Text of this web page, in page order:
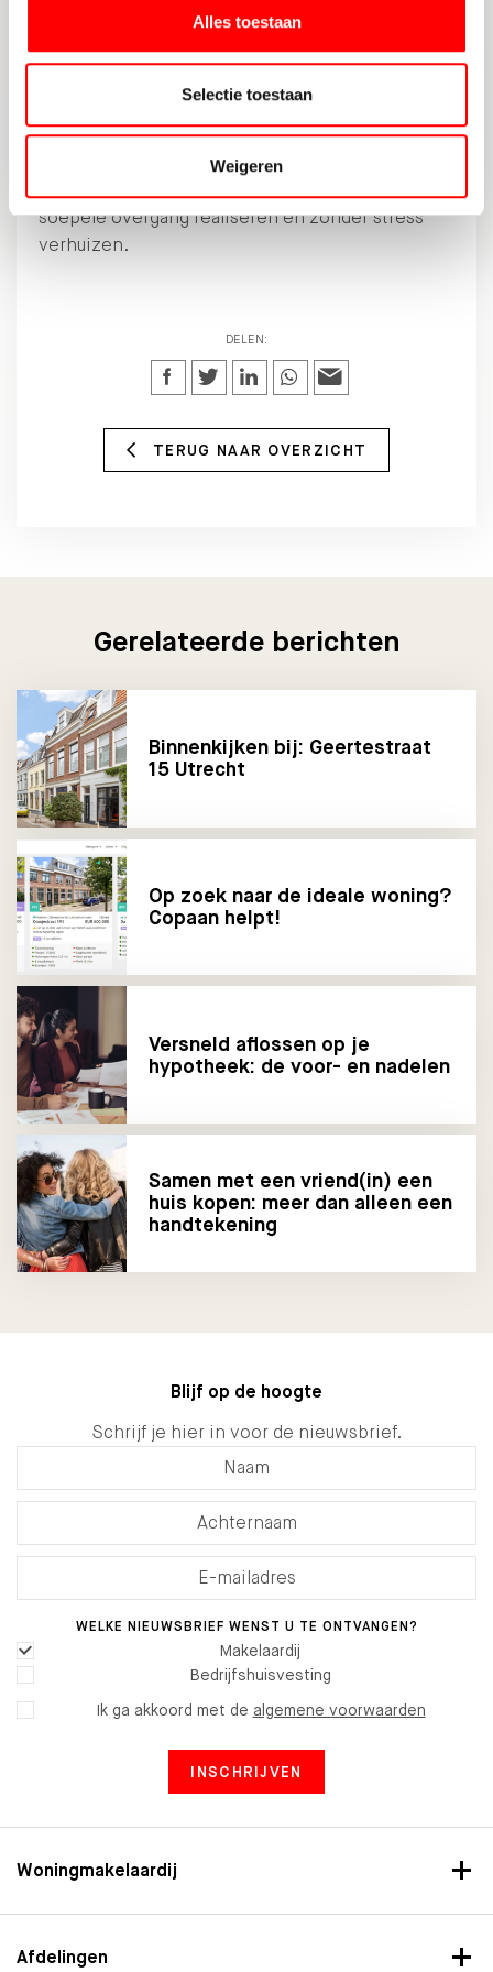
Alles toestaan
Selectie toestaan
Weigeren
woning is een belangrijke beslissing die vraagt
om goede planning en voorbereiding. Door nu
actief op zoek te gaan en het
soepele overgang realiseren en zonder stress
verhuizen.
DELEN:
TERUG NAAR OVERZICHT
Gerelateerde berichten
Binnenkijken bij: Geertestraat
15 Utrecht
Op zoek naar de ideale woning?
Copaan helpt!
Versneld aflossen op je
hypotheek: de voor- en nadelen
Samen met een vriend(in) een
huis kopen: meer dan alleen een
handtekening
Woningmakelaardij
Afdelingen
Blijf op de hoogte
Schrijf je hier in voor de nieuwsbrief.
WELKE NIEUWSBRIEF WENST U TE ONTVANGEN?
Makelaardij
Bedrijfshuisvesting
Ik ga akkoord met de algemene voorwaarden
INSCHRIJVEN